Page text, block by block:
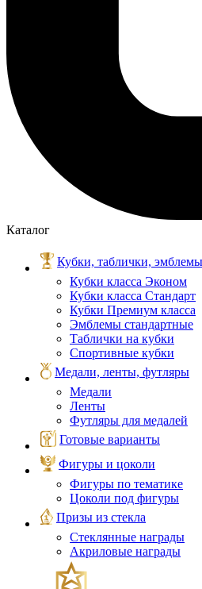
Каталог
Кубки, таблички, эмблемы
Кубки класса Эконом
Кубки класса Стандарт
Кубки Премиум класса
Эмблемы стандартные
Таблички на кубки
Спортивные кубки
Медали, ленты, футляры
Медали
Ленты
Футляры для медалей
Готовые варианты
Фигуры и цоколи
Фигуры по тематике
Цоколи под фигуры
Призы из стекла
Стеклянные награды
Акриловые награды